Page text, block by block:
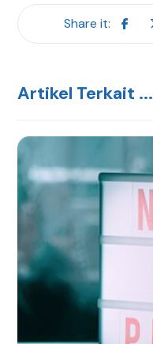
Artikel Terkait ...